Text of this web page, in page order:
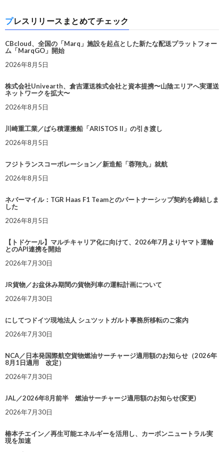
プレスリリースまとめてチェック
CBcloud、全国の「Marq」施設を起点とした新たな配送プラットフォー
ム「MarqGO」開始
2026年8月5日
株式会社Univearth、倉吉運送株式会社と資本提携〜山陰エリアへ実運送
ネットワークを拡大〜
2026年8月5日
川崎重工業／ばら積運搬船「ARISTOS II」の引き渡し
2026年8月5日
フジトランスコーポレーション／新造船「蓉翔丸」就航
2026年8月5日
ネバーマイル：TGR Haas F1 Teamとのパートナーシップ契約を締結しま
した
2026年8月5日
【トドケール】マルチキャリア化に向けて、2026年7月よりヤマト運輸
とのAPI連携を開始
2026年7月30日
JR貨物／お盆休み期間の貨物列車の運転計画について
2026年7月30日
にしてつドイツ現地法人 シュツットガルト事務所移転のご案内
2026年7月30日
NCA／日本発国際航空貨物燃油サーチャージ適用額のお知らせ（2026年
8月1日適用 改定）
2026年7月30日
JAL／2026年8月前半 燃油サーチャージ適用額のお知らせ(変更)
2026年7月30日
椿本チエイン／再生可能エネルギーを活用し、カーボンニュートラル実
現を加速